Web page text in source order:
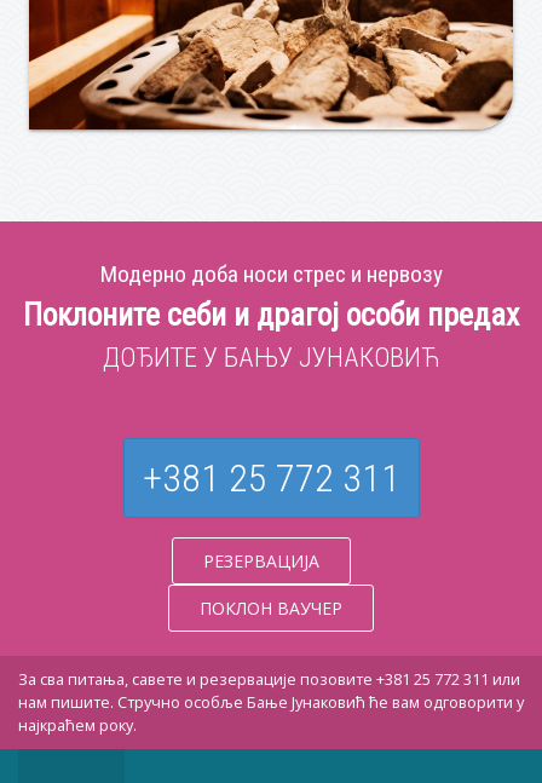
Модерно доба носи стрес и нервозу
Поклоните себи и драгој особи предах
ДОЂИТЕ У БАЊУ ЈУНАКОВИЋ
+381 25 772 311
РЕЗЕРВАЦИЈА
ПОКЛОН ВАУЧЕР
За сва питања, савете и резервације позовите +381 25 772 311 или
нам пишите. Стручно особље Бање Јунаковић ће вам одговорити у
најкраћем року.